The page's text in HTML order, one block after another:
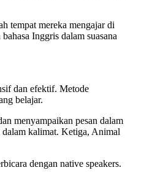
tempat mereka mengajar di
Inggris dalam suasana
dan efektif. Metode
belajar.
menyampaikan pesan dalam
dalam kalimat. Ketiga, Animal
dengan native speakers.